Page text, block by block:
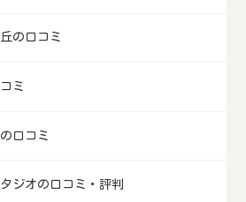
の口コミ
ミ
口コミ
ジオの口コミ・評判